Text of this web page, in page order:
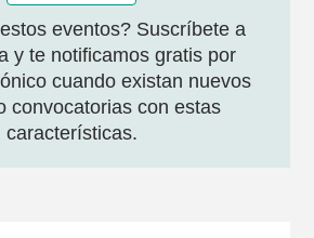
eventos? Suscríbete a
y te notificamos gratis por
cuando existan nuevos
convocatorias con estas
características.